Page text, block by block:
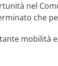
nel
che
mobilità